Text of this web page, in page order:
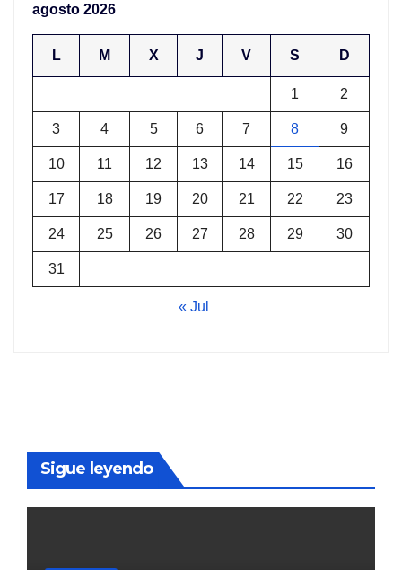
agosto 2026
L M X J V S D
1 2
3 4 5 6 7 8 9
10 11 12 13 14 15 16
17 18 19 20 21 22 23
24 25 26 27 28 29 30
31
« Jul
Sigue leyendo